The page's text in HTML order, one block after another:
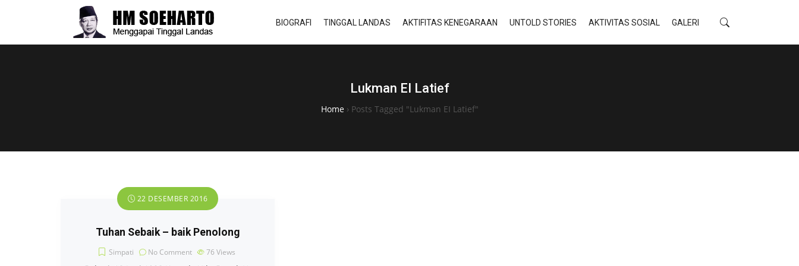
BIOGRAFI TINGGAL LANDAS AKTIFITAS KENEGARAAN UNTOLD STORIES AKTIVITAS SOSIAL GALERI
Lukman EI Latief
Home› Posts Tagged "Lukman EI Latief"
22 DESEMBER 2016
Tuhan Sebaik – baik Penolong
Simpati No Comment 76 Views